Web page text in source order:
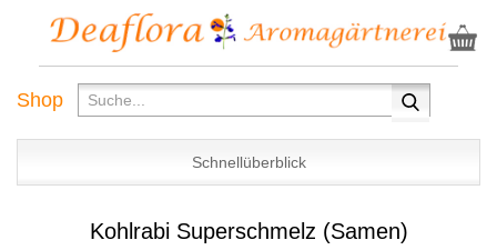
Shop
Schnellüberblick
Kohlrabi Superschmelz (Samen)